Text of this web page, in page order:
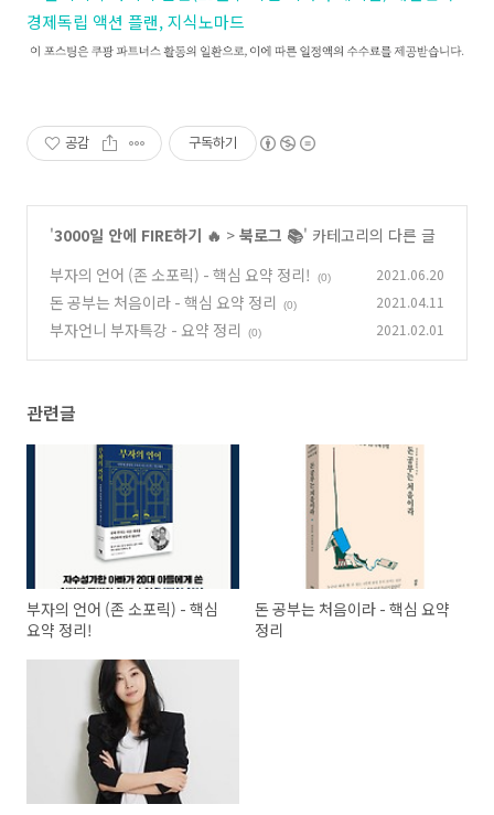
공감 구독하기
'3000일 안에 FIRE하기 🔥 > 북로그 📚' 카테고리의 다른 글
부자의 언어 (존 소포릭) - 핵심 요약 정리!
(0) 2021.06.20
돈 공부는 처음이라 - 핵심 요약 정리 (0) 2021.04.11
부자언니 부자특강 - 요약 정리 (0) 2021.02.01
관련글
부자의 언어 (존 소포릭) - 핵심
요약 정리!
돈 공부는 처음이라 - 핵심 요약
정리